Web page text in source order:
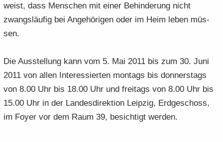
weist, dass Men­schen mit einer Be­hin­de­rung nicht
zwangs­läu­fig bei An­ge­hö­ri­gen oder im Heim leben müs­
sen.
Die Aus­stel­lung kann vom 5. Mai 2011 bis zum 30. Juni
2011 von allen In­ter­es­sier­ten mon­tags bis don­ners­tags
von 8.00 Uhr bis 18.00 Uhr und frei­tags von 8.00 Uhr bis
15.00 Uhr in der Lan­des­di­rek­ti­on Leip­zig, Erd­ge­schoss,
im Foyer vor dem Raum 39, be­sich­tigt wer­den.